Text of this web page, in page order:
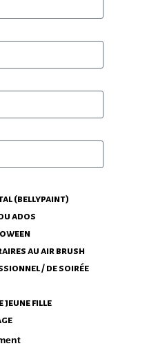
(bellypaint)
ados
au air brush
/ de soirée
jeune fille